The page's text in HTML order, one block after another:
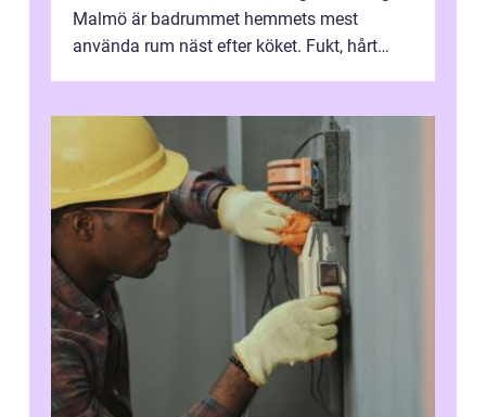
Malmö är badrummet hemmets mest
använda rum näst efter köket. Fukt, hårt